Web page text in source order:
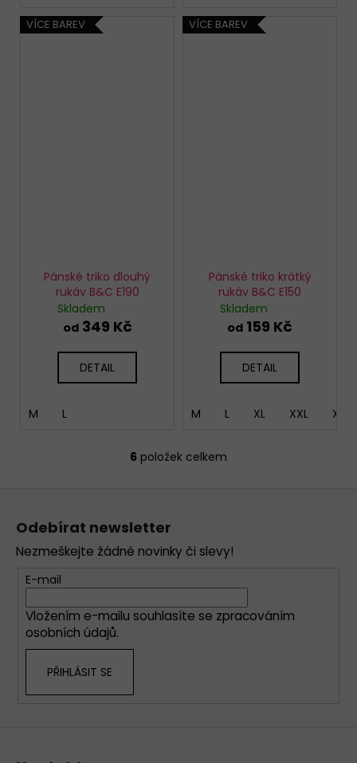
VÍCE BAREV
Pánské triko dlouhý
rukáv B&C E190
Skladem
od349 Kč
DETAIL
M L
VÍCE BAREV
Pánské triko krátký
rukáv B&C E150
Skladem
od 159 Kč
DETAIL
M L XL XXL
O
a
í
p
r
6 položek celkem
Odebírat newsletter
Nezmeškejte žádné novinky či slevy!
E-mail
Vložením e-mailu souhlasíte se zpracováním
osobních údajů.
PŘIHLÁSIT SE